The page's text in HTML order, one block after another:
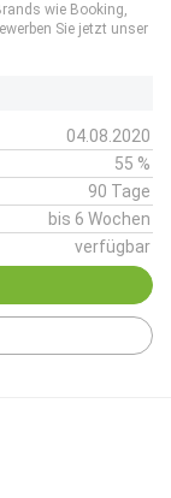
wie Booking,
Sie jetzt unser
04.08.2020
55 %
90 Tage
bis 6 Wochen
verfügbar